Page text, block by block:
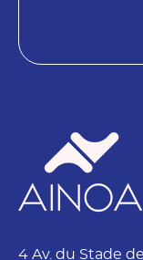
E
m
n
4 Av. du Stade